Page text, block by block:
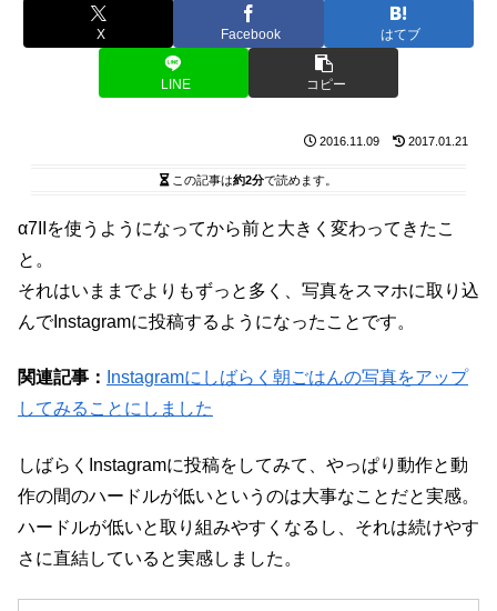
X Facebook はてブ
LINE コピー
2016.11.09 2017.01.21
この記事は約2分で読めます。
α7IIを使うようになってから前と大きく変わってきたこ
と。
それはいままでよりもずっと多く、写真をスマホに取り込
んでInstagramに投稿するようになったことです。
関連記事：
Instagramにしばらく朝ごはんの写真をアップ
してみることにしました
しばらくInstagramに投稿をしてみて、やっぱり動作と動
作の間のハードルが低いというのは大事なことだと実感。
ハードルが低いと取り組みやすくなるし、それは続けやす
さに直結していると実感しました。